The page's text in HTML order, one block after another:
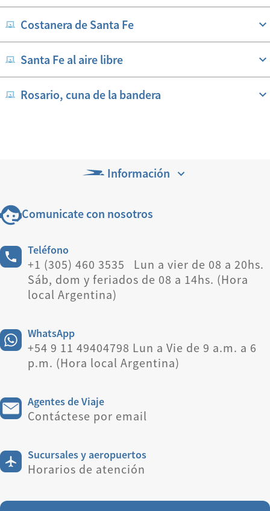
Costanera de Santa Fe
Santa Fe al aire libre
Rosario, cuna de la bandera
Información
Comunicate con nosotros
Teléfono
+1 (305) 460 3535 Lun a vier de 08 a 20hs.
Sáb, dom y feriados de 08 a 14hs. (Hora
local Argentina)
WhatsApp
+54 9 11 49404798 Lun a Vie de 9 a.m. a 6
p.m. (Hora local Argentina)
Agentes de Viaje
Contáctese por email
Sucursales y aeropuertos
Horarios de atención